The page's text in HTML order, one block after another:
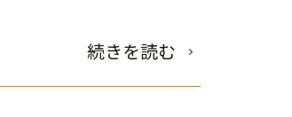
続きを読む